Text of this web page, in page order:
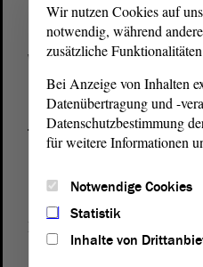
39104 Magdeburg
Wegbeschreibung
Auf Google Maps
Telefon und Fax
Fax:
0391 / 560 - 1123
Presse- und
0391 / 560 - 0
Wir nutzen Cookies auf
notwendig, während
zusätzliche
Bei Anzeige von Inhalten
Datenübertragung und -
Datenschutzbestimmung
für weitere Informationen
Notwendige Cookies
Statistik
Inhalte von